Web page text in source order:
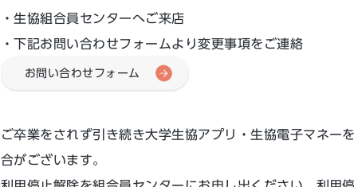
・生協組合員センターへご来店
・下記お問い合わせフォームより変更事項をご連絡
お問い合わせフォーム
ご卒業をされず引き続き大学生協アプリ・生協電子マネー
合がございます。